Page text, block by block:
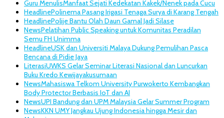
Guru MenulisManfaat Sejati Kedekatan Kakek/Nenek pada Cucu
HeadlinePolinema Pasang Irigasi Tenaga Surya di Karang Tengah
HeadlinePolije Bantu Olah Daun Gamal Jadi Silase
NewsPelatihan Public Speaking untuk Komunitas Peradilan
Semu FH Unimma
HeadlineUSK dan Universiti Malaya Dukung Pemulihan Pasca
Bencana di Pidie Jaya
LiterasiUWKS Gelar Seminar Literasi Nasional dan Luncurkan
Buku Kredo Kewijayakusumaan
NewsMahasiswa Telkom University Purwokerto Kembangkan
Body Protector Berbasis IoT dan AI
NewsUPI Bandung dan UPM Malaysia Gelar Summer Program
NewsKKN UMY Jangkau Ujung Indonesia hingga Mesir dan